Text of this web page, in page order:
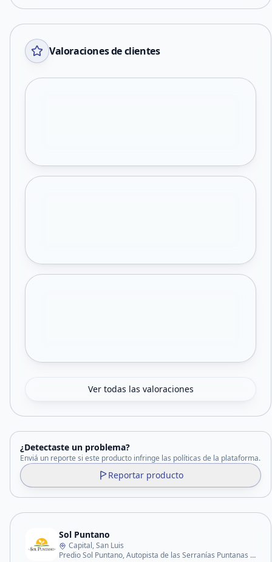
Valoraciones de clientes
Ver todas las valoraciones
¿Detectaste un problema?
Enviá un reporte si este producto infringe las políticas de la plataforma.
Reportar producto
Sol Puntano
Capital, San Luis
Predio Sol Puntano, Autopista de las Serranías Puntanas – Km 797,3.